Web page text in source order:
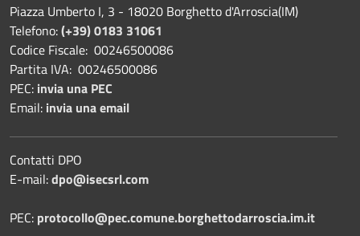
Piazza Umberto I, 3 - 18020 Borghetto d'Arroscia(IM)
Telefono:(+39) 0183 31061
Codice Fiscale: 00246500086
Partita IVA: 00246500086
PEC: invia una PEC
Email: invia una email
Contatti DPO
E-mail:dpo@isecsrl.com
PEC: protocollo@pec.comune.borghettodarroscia.im.it